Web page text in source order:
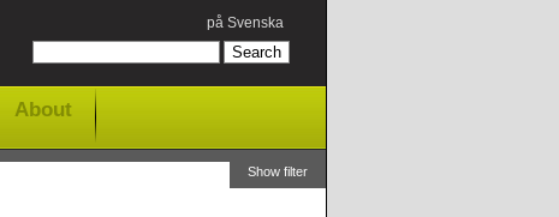
på Svenska
About
Show filter